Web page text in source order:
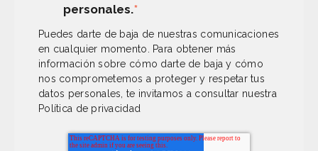
personales.*
Puedes darte de baja de nuestras comunicaciones
en cualquier momento. Para obtener más
información sobre cómo darte de baja y cómo
nos comprometemos a proteger y respetar tus
datos personales, te invitamos a consultar nuestra
Política de privacidad